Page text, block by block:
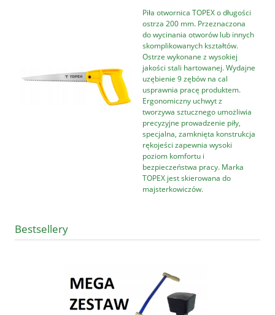
Piła otwornica TOPEX o długości
ostrza 200 mm. Przeznaczona
do wycinania otworów lub innych
skomplikowanych kształtów.
Ostrze wykonane z wysokiej
jakości stali hartowanej. Wydajne
uzębienie 9 zębów na cal
usprawnia pracę produktem.
Ergonomiczny uchwyt z
tworzywa sztucznego umożliwia
precyzyjne prowadzenie piły,
specjalna, zamknięta konstrukcja
rękojeści zapewnia wysoki
poziom komfortu i
bezpieczeństwa pracy. Marka
TOPEX jest skierowana do
majsterkowiczów.
Bestsellery